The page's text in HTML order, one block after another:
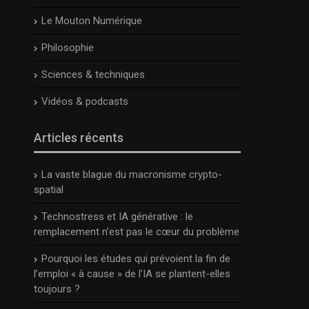
Le Mouton Numérique
Philosophie
Sciences & techniques
Vidéos & podcasts
Articles récents
La vaste blague du macronisme crypto-
spatial
Technostress et IA générative : le
remplacement n’est pas le cœur du problème
Pourquoi les études qui prévoient la fin de
l’emploi « à cause » de l’IA se plantent-elles
toujours ?